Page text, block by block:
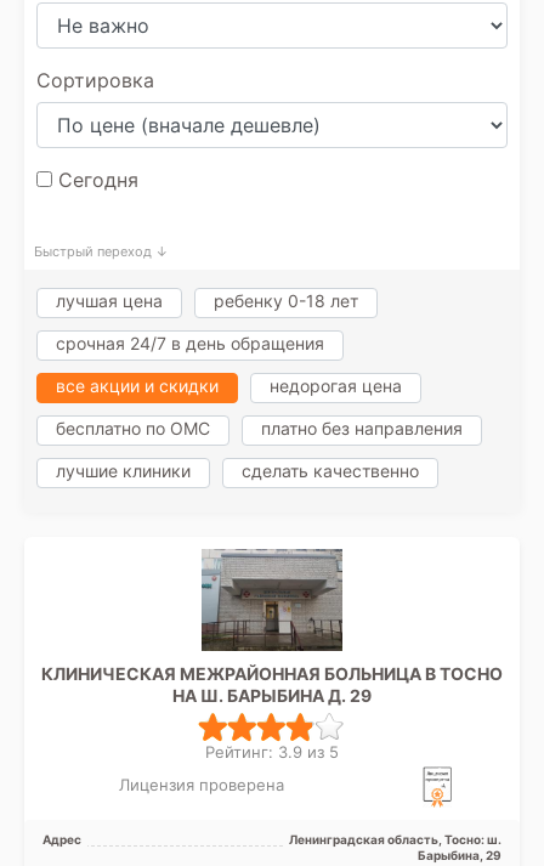
Сортировка
Сегодня
Быстрый переход ↓
лучшая цена ребенку 0-18 лет
срочная 24/7 в день обращения
все акции и скидки недорогая цена
бесплатно по ОМС платно без направления
лучшие клиники сделать качественно
КЛИНИЧЕСКАЯ МЕЖРАЙОННАЯ БОЛЬНИЦА В ТОСНО
НА Ш. БАРЫБИНА Д. 29
Рейтинг: 3.9 из 5
Лицензия проверена
Адрес
Ленинградская область, Тосно: ш.
Барыбина, 29